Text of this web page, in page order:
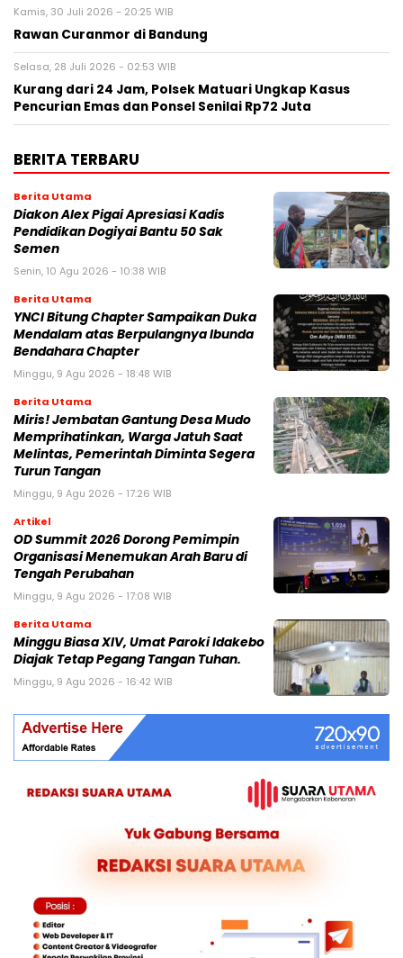
Kamis, 30 Juli 2026 - 20:25 WIB
Rawan Curanmor di Bandung
Selasa, 28 Juli 2026 - 02:53 WIB
Kurang dari 24 Jam, Polsek Matuari Ungkap Kasus
Pencurian Emas dan Ponsel Senilai Rp72 Juta
BERITA TERBARU
Berita Utama
Diakon Alex Pigai Apresiasi Kadis
Pendidikan Dogiyai Bantu 50 Sak
Semen
Senin, 10 Agu 2026 - 10:38 WIB
Berita Utama
YNCI Bitung Chapter Sampaikan Duka
Mendalam atas Berpulangnya Ibunda
Bendahara Chapter
Minggu, 9 Agu 2026 - 18:48 WIB
Berita Utama
Miris! Jembatan Gantung Desa Mudo
Memprihatinkan, Warga Jatuh Saat
Melintas, Pemerintah Diminta Segera
Turun Tangan
Minggu, 9 Agu 2026 - 17:26 WIB
Artikel
OD Summit 2026 Dorong Pemimpin
Organisasi Menemukan Arah Baru di
Tengah Perubahan
Minggu, 9 Agu 2026 - 17:08 WIB
Berita Utama
Minggu Biasa XIV, Umat Paroki Idakebo
Diajak Tetap Pegang Tangan Tuhan.
Minggu, 9 Agu 2026 - 16:42 WIB